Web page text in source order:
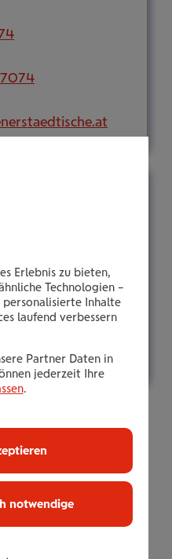
sichern Sie
Online oder
damit Sie genau
Erlebnis zu bieten,
Technologien –
personalisierte Inhalte
laufend verbessern
Partner Daten in
jederzeit Ihre
.
notwendige